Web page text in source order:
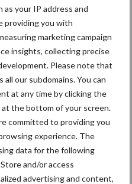
your IP address and
providing you with
marketing campaign
insights, collecting precise
Please note that
our subdomains. You can
at any time by clicking the
the bottom of your screen.
committed to providing you
experience. The
data for the following
and/or access
advertising and content,
aardappelen in
gedragen
van AVR
naar Oost-Europa